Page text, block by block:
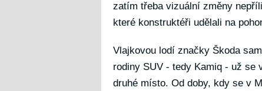
zatím třeba vizuální změny
které konstruktéři udělali na
Vlajkovou lodí značky Škoda
rodiny SUV - tedy Kamiq - už se
druhé místo. Od doby, kdy se v